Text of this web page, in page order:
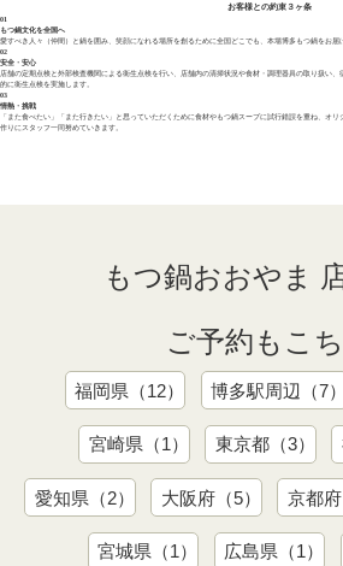
お客様との約束 ３ヶ条
01
もつ鍋文化を全国へ
愛すべき人々（仲間）と鍋を囲み、笑顔になれる場所を創るために全国どこでも、本場博多もつ鍋をお届
02
安全・安心
店舗の定期点検と外部検査機関による衛生点検を行い、店舗内の清掃状況や食材・調理器具の取り扱い
的に衛生点検を実施します。
03
情熱・挑戦
「また食べたい」「また行きたい」と思っていただくために食材やもつ鍋スープに試行錯誤を重ね、オ
作りにスタッフ一同努めていきます。
もつ鍋おおやま
ご予約もこ
福岡県（12） 博多駅周辺（7）
宮崎県（1） 東京都（3）
愛知県（2） 大阪府（5） 京都府
宮城県（1） 広島県（1）